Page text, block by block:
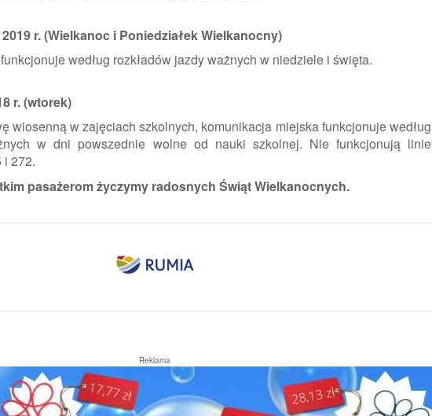
r. (Wielkanoc i Poniedziałek Wielkanocny)
według rozkładów jazdy ważnych w niedziele i święta.
r. (wtorek)
wiosenną w zajęciach szkolnych, komunikacja miejska funkcjonuje według
w dni powszednie wolne od nauki szkolnej. Nie funkcjonują linie
i 272.
pasażerom życzymy radosnych Świąt Wielkanocnych.
Reklama